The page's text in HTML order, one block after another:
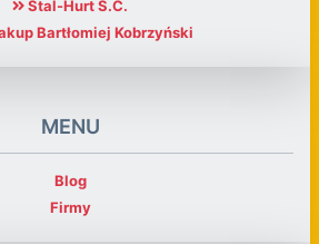
Stal-Hurt S.C.
Bartłomiej Kobrzyński
MENU
Blog
Firmy